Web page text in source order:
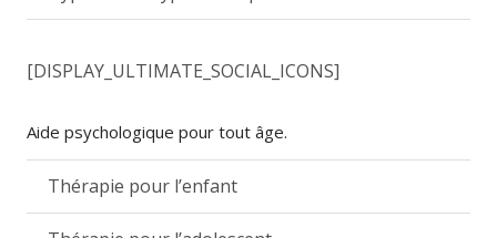
[DISPLAY_ULTIMATE_SOCIAL_ICONS]
Aide psychologique pour tout âge.
Thérapie pour l’enfant